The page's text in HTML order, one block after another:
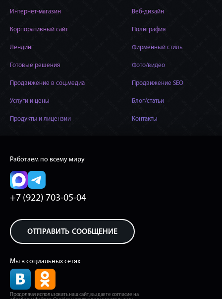
Интернет-магазин
Корпоративный сайт
Лендинг
Готовые решения
Продвижение в соц.медиа
Веб-дизайн
Полиграфия
Фирменный стиль
Фото/видео
Продвижение SEO
Услуги и цены Блог/статьи
Продукты и лицензии Контакты
Работаем по всему миру
+7 (922) 703-05-04
Мы в социальных сетях
ОТПРАВИТЬ СООБЩЕНИЕ
Продолжая использовать наш сайт, вы даете согласие на